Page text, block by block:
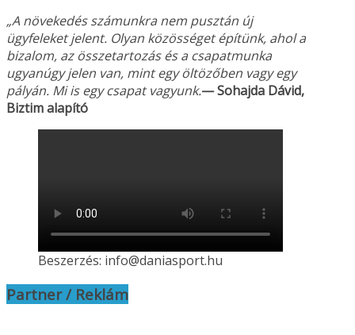
„A növekedés számunkra nem pusztán új
ügyfeleket jelent. Olyan közösséget építünk, ahol a
bizalom, az összetartozás és a csapatmunka
ugyanúgy jelen van, mint egy öltözőben vagy egy
pályán. Mi is egy csapat vagyunk.— Sohajda Dávid,
Biztim alapító
Beszerzés: info@daniasport.hu
Partner / Reklám